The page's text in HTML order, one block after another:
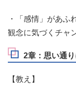
・「感情」があふ
観念に気づくチャ
2章：思い通
【教え】